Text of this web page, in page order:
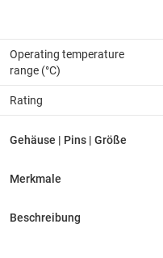
Operating temperature
range (°C)
Rating